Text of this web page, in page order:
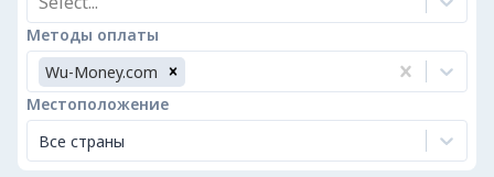
Методы оплаты
Wu-Money.com
Местоположение
Все страны